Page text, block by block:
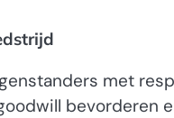
met
bevorderen